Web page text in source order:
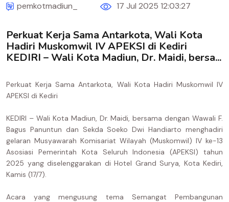
pemkotmadiun_ 17 Jul 2025 12:03:27
Perkuat Kerja Sama Antarkota, Wali Kota
Hadiri Muskomwil IV APEKSI di Kediri
KEDIRI – Wali Kota Madiun, Dr. Maidi, bersa...
Perkuat Kerja Sama Antarkota, Wali Kota Hadiri Muskomwil IV
APEKSI di Kediri
KEDIRI – Wali Kota Madiun, Dr. Maidi, bersama dengan Wawali F.
Bagus Panuntun dan Sekda Soeko Dwi Handiarto menghadiri
gelaran Musyawarah Komisariat Wilayah (Muskomwil) IV ke-13
Asosiasi Pemerintah Kota Seluruh Indonesia (APEKSI) tahun
2025 yang diselenggarakan di Hotel Grand Surya, Kota Kediri,
Kamis (17/7).
Acara yang mengusung tema Semangat Pembangunan